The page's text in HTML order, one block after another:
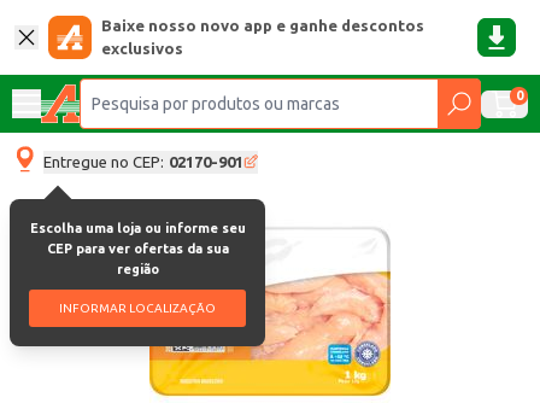
Baixe nosso novo app e ganhe descontos
exclusivos
0
Entregue no CEP: 02170-901
Escolha uma loja ou informe seu
CEP para ver ofertas da sua
região
INFORMAR LOCALIZAÇÃO